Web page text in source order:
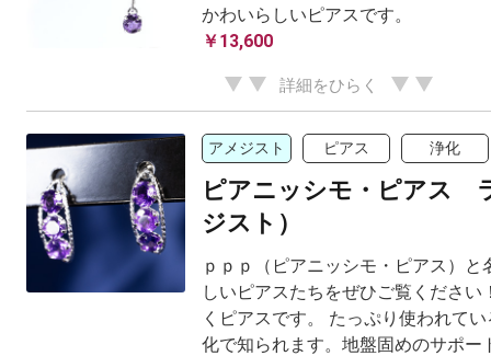
かわいらしいピアスです。
￥13,600
詳細をひらく
アメジスト ピアス 浄化
ピアニッシモ・ピアス
ジスト）
ｐｐｐ（ピアニッシモ・ピアス）と
しいピアスたちをぜひご覧ください
くピアスです。 たっぷり使われてい
化で知られます。地盤固めのサポー